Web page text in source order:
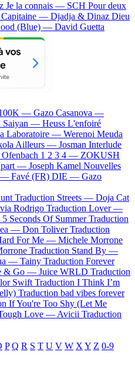
Je la connais — SCH Pour deux
Capitaine — Djadja & Dinaz Dieu
(Blue) — David Guetta
— Gazo Casanova —
Saiyan — Heuss L'enfoiré
Laboratoire — Werenoi Meuda
Ailleurs — Josman Interlude
Ofenbach 1 2 3 4 — ZOKUSH
part — Joseph Kamel Nouvelles
— Favé (FR) DIE — Gazo
Traduction Streets — Doja Cat
Rodrigo Traduction Lover —
5 Seconds Of Summer Traduction
— Don Toliver Traduction
For Me — Michele Morrone
Traduction Stand By —
— Tainy Traduction Forever
& Go — Juice WRLD Traduction
Swift Traduction I Think I’m
Traduction bad vibes forever
If You're Too Shy (Let Me
Love —Avicii Traduction
P Q R S T U V W XY Z 0-9